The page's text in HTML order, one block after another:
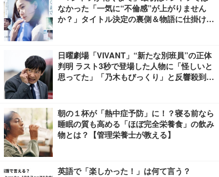
なかった「一気に“不倫感”が上がりません
か？」タイトル決定の裏側＆物語に仕掛けた
日曜劇場「VIVANT」“新たな別班員”の正体
判明 ラスト3秒で登場した人物に「怪しいと
思ってた」「乃木もびっくり」と反響殺到
朝の１杯が「熱中症予防」に！？寝る前なら
睡眠の質も高める「ほぼ完全栄養食」の飲み
物とは？【管理栄養士が教える】
英語で「楽しかった！」は何て言う？